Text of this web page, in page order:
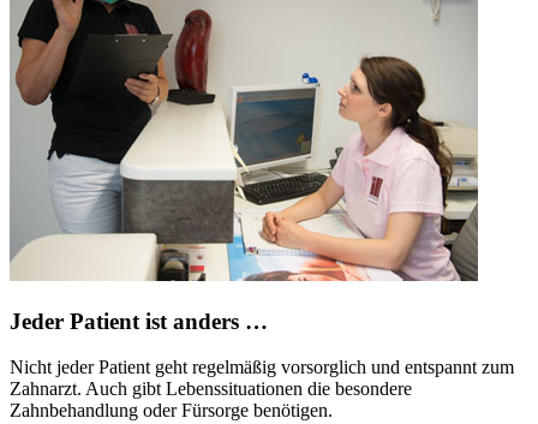
Jeder Patient ist anders …
Nicht jeder Patient geht regelmäßig vorsorglich und entspannt zum
Zahnarzt. Auch gibt Lebenssituationen die besondere
Zahnbehandlung oder Fürsorge benötigen.